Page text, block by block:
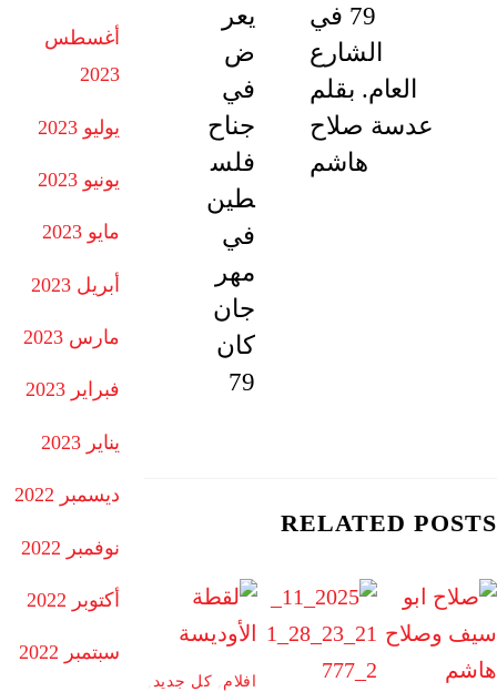
يعر
ض
في
جناح
فلس
طين
في
مهر
جان
كان
79
79 في
الشارع
العام. بقلم
عدسة صلاح
هاشم
RELATED POSTS
افلام كل جديد
أغسطس
2023
يوليو 2023
يونيو 2023
مايو 2023
أبريل 2023
مارس 2023
فبراير 2023
يناير 2023
ديسمبر 2022
نوفمبر 2022
أكتوبر 2022
سبتمبر 2022